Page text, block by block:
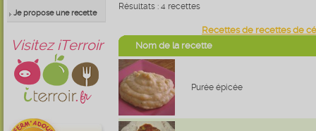
Je propose une recette
Visitez iTerroir
Résultats : 4 recettes
Recettes de recettes de
Nom de la recette
Purée épicée